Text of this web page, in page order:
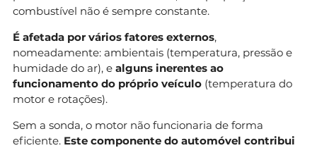
combustível não é sempre constante.
É afetada por vários fatores externos,
nomeadamente: ambientais (temperatura, pressão e
humidade do ar), e alguns inerentes ao
funcionamento do próprio veículo (temperatura do
motor e rotações).
Sem a sonda, o motor não funcionaria de forma
eficiente. Este componente do automóvel contribui